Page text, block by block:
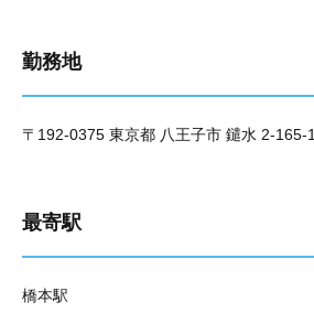
勤務地
〒192-0375 東京都 八王子市 鑓水 2-165-1
最寄駅
橋本駅